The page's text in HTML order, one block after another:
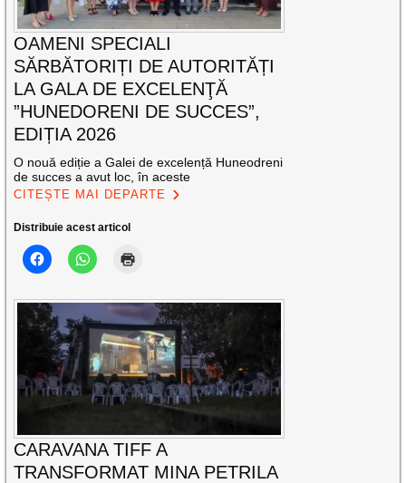
OAMENI SPECIALI
SĂRBĂTORIȚI DE AUTORITĂȚI
LA GALA DE EXCELENŢĂ
”HUNEDORENI DE SUCCES”,
EDIȚIA 2026
O nouă ediție a Galei de excelență Huneodreni
de succes a avut loc, în aceste
CITEȘTE MAI DEPARTE
Distribuie acest articol
CARAVANA TIFF A
TRANSFORMAT MINA PETRILA